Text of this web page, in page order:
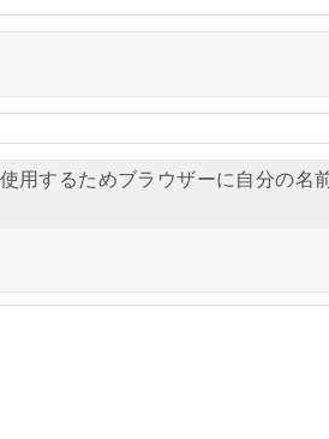
用するためブラウザーに自分の名